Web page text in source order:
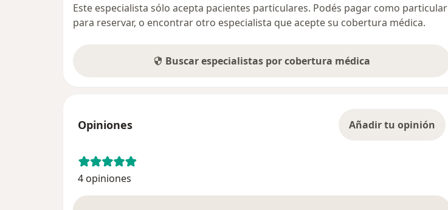
Este especialista sólo acepta pacientes particulares. Podés pagar como particular
para reservar, o encontrar otro especialista que acepte su cobertura médica.
Buscar especialistas por cobertura médica
Opiniones Añadir tu opinión
4 opiniones